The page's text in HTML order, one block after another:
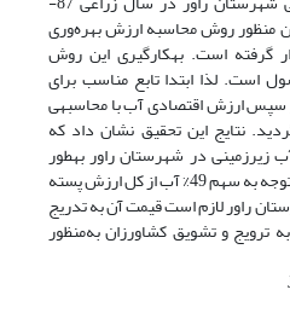
منظور روش محاسبه ارزش بهره‌وری
نهایی نهاده مورد استفاده قرار گرفته است. به‎کارگیری این روش
است. لذا ابتدا تابع مناسب برای
محصول پسته تخمین زده شد و سپس ارزش اقتصادی آب با محاسبه‎ی
نتایج این تحقیق نشان داد که
ارزش اقتصادی هر مترمکعب آب زیرزمینی در شهرستان راور به‎طور
متوسط 19870 ریال می‌باشد. با توجه به سهم 49% آب از کل ارزش پسته
راور لازم است قیمت آن به تدریج
ترویج و تشویق کشاورزان به‌منظور